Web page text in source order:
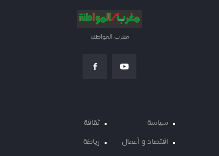
مغرب المواطنة
سياسة
اقتصاد و أعمال
ثقافة
رياضة